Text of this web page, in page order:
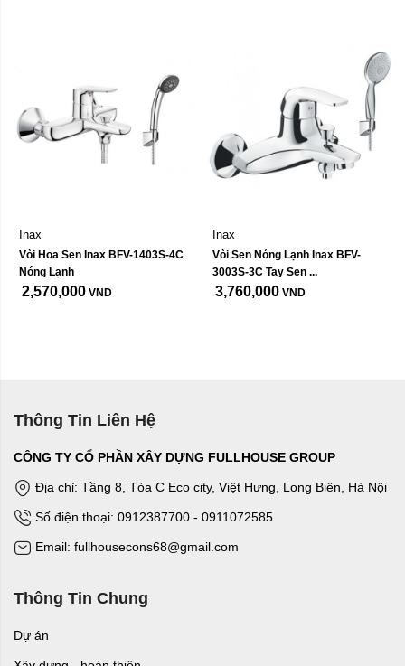
Inax
Vòi Hoa Sen Inax BFV-1403S-4C
Nóng Lạnh
2,570,000 VND
Inax
Vòi Sen Nóng Lạnh Inax BFV-
3003S-3C Tay Sen ...
3,760,000 VND
Thông Tin Liên Hệ
CÔNG TY CỔ PHẦN XÂY DỰNG FULLHOUSE GROUP
Địa chỉ: Tầng 8, Tòa C Eco city, Việt Hưng, Long Biên, Hà Nội
Số điện thoại: 0912387700 - 0911072585
Email: fullhousecons68@gmail.com
Thông Tin Chung
Dự án